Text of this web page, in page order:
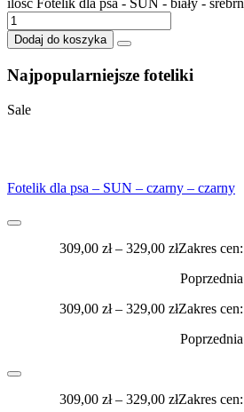
ilość Fotelik dla psa - SUN - biały -
Dodaj do koszyka
Najpopularniejsze foteliki
Sale
Fotelik dla psa – SUN – czarny – czarny
309,00 zł – 329,00 złZakres
309,00 zł – 329,00 złZakres
309,00 zł – 329,00 złZakres